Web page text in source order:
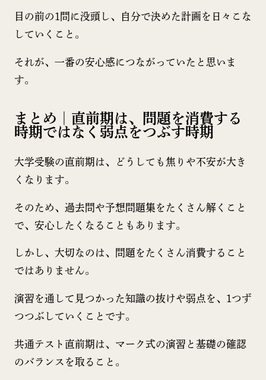
目の前の1問に没頭し、自分で決めた計画を日々こな
していくこと。
それが、一番の安心感につながっていたと思いま
す。
まとめ｜直前期は、問題を消費する
時期ではなく弱点をつぶす時期
大学受験の直前期は、どうしても焦りや不安が大き
くなります。
そのため、過去問や予想問題集をたくさん解くこと
で、安心したくなることもあります。
しかし、大切なのは、問題をたくさん消費すること
ではありません。
演習を通して見つかった知識の抜けや弱点を、1つず
つつぶしていくことです。
共通テスト直前期は、マーク式の演習と基礎の確認
のバランスを取ること。